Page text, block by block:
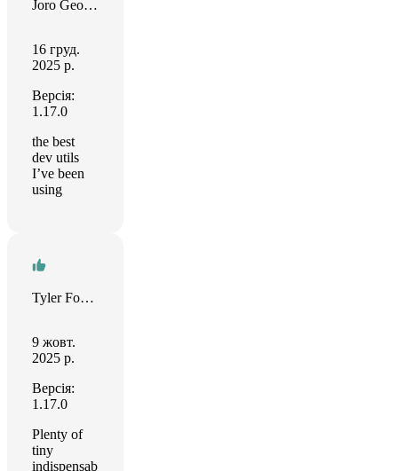
Joro Georgiev
16 груд.
2025 р.
Версія:
1.17.0
the best
dev utils
I’ve been
using
Tyler Forest-Hauser
9 жовт.
2025 р.
Версія:
1.17.0
Plenty of
tiny
indispensab